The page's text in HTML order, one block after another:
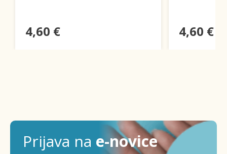
4,60 € 4,60 €
Prijava na e-novice